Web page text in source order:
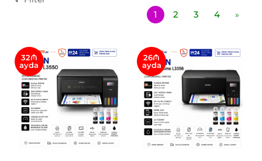
1 2 3 4 »
32₼
ayda
26₼
ayda